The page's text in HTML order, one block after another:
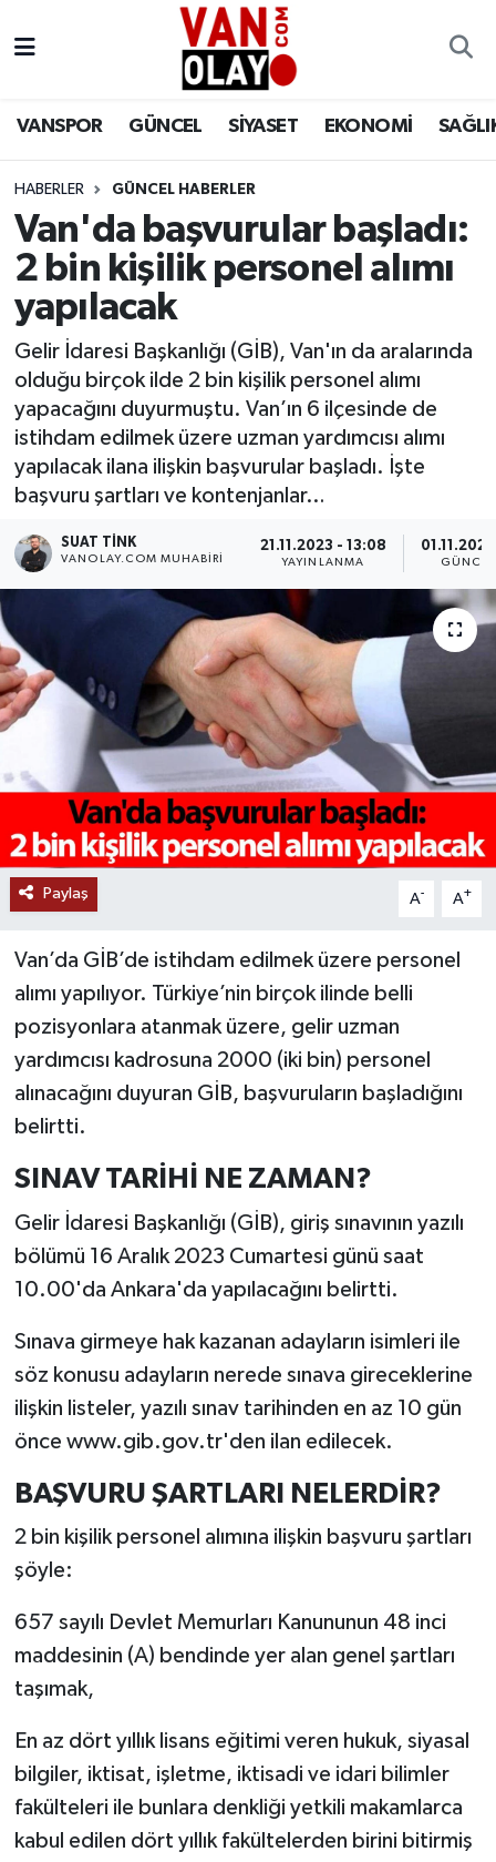
VANSPOR GÜNCEL SİYASET EKONOMİ
HABERLER GÜNCEL HABERLER
Van'da başvurular başladı:
2 bin kişilik personel alımı
yapılacak
Gelir İdaresi Başkanlığı (GİB), Van'ın da aralarında
olduğu birçok ilde 2 bin kişilik personel alımı
yapacağını duyurmuştu. Van’ın 6 ilçesinde de
istihdam edilmek üzere uzman yardımcısı alımı
yapılacak ilana ilişkin başvurular başladı. İşte
başvuru şartları ve kontenjanlar…
SUAT TINK
VANOLAY.COM MUHABIRI
21.11.2023 - 13:08
YAYINLANMA
Paylaş A- A+
Van’da GİB’de istihdam edilmek üzere personel
alımı yapılıyor. Türkiye’nin birçok ilinde belli
pozisyonlara atanmak üzere, gelir uzman
yardımcısı kadrosuna 2000 (iki bin) personel
alınacağını duyuran GİB, başvuruların başladığını
belirtti.
SINAV TARİHİ NE ZAMAN?
Gelir İdaresi Başkanlığı (GİB), giriş sınavının yazılı
bölümü 16 Aralık 2023 Cumartesi günü saat
10.00'da Ankara'da yapılacağını belirtti.
Sınava girmeye hak kazanan adayların isimleri ile
söz konusu adayların nerede sınava gireceklerine
ilişkin listeler, yazılı sınav tarihinden en az 10 gün
önce www.gib.gov.tr'den ilan edilecek.
BAŞVURU ŞARTLARI NELERDİR?
2 bin kişilik personel alımına ilişkin başvuru şartları
şöyle:
657 sayılı Devlet Memurları Kanununun 48 inci
maddesinin (A) bendinde yer alan genel şartları
taşımak,
En az dört yıllık lisans eğitimi veren hukuk, siyasal
bilgiler, iktisat, işletme, iktisadi ve idari bilimler
fakülteleri ile bunlara denkliği yetkili makamlarca
kabul edilen dört yıllık fakültelerden birini bitirmiş
Siyaset
Ekonomi
Sağlık
Bilim & Teknoloji
Dünya
RESMİ İLANLAR
Van Nöbetçi Eczaneler
Van Namaz Vakitleri
Van Trafik Yoğunluk Haritası
Süper Lig Puan Durumu ve Fikstür
Tüm Manşetler
Son Dakika Haberleri
Haber Arşivi